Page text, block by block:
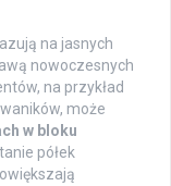
na jasnych
nowoczesnych
na przykład
może
w bloku
półek